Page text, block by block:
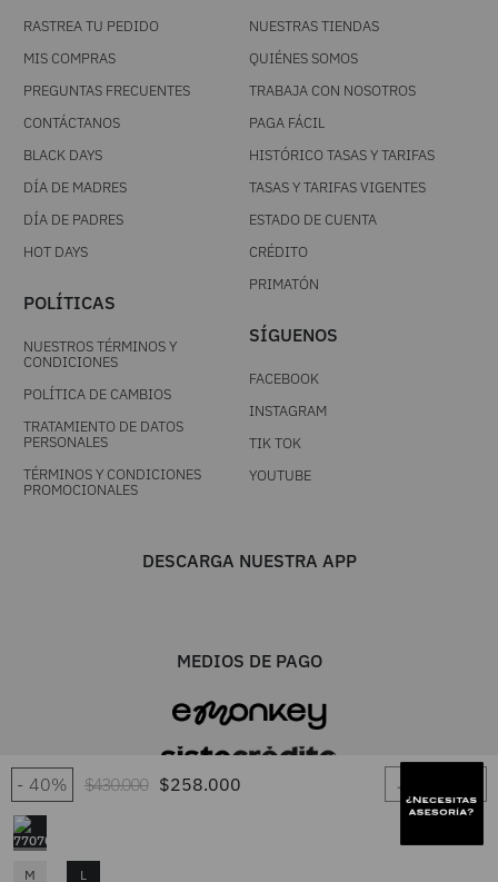
40% $430.000 $258.000 －
L
M
RASTREA TU PEDIDO
MIS COMPRAS
PREGUNTAS FRECUENTES
CONTÁCTANOS
BLACK DAYS
DÍA DE MADRES
DÍA DE PADRES
HOT DAYS
POLÍTICAS
NUESTROS TÉRMINOS Y
CONDICIONES
POLÍTICA DE CAMBIOS
TRATAMIENTO DE DATOS
PERSONALES
TÉRMINOS Y CONDICIONES
PROMOCIONALES
NUESTRAS TIENDAS
QUIÉNES SOMOS
TRABAJA CON NOSOTROS
PAGA FÁCIL
HISTÓRICO TASAS Y TARIFAS
TASAS Y TARIFAS VIGENTES
ESTADO DE CUENTA
CRÉDITO
PRIMATÓN
SÍGUENOS
FACEBOOK
INSTAGRAM
TIK TOK
YOUTUBE
DESCARGA NUESTRA APP
MEDIOS DE PAGO
UNA MARCA TIENDACOL S.A.S. / Línea única 604 444 0101 - Resto del